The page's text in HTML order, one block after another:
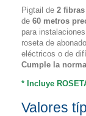
Pigtail de 2 fibras
de 60 metros
para
roseta de
eléctricos o de
Cumple la
* Incluye
Valores